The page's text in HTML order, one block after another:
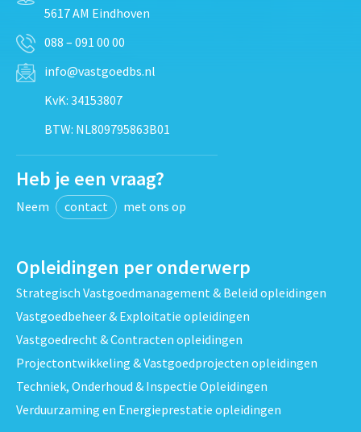
5617 AM Eindhoven
088 – 091 00 00
info@vastgoedbs.nl
KvK: 34153807
BTW: NL809795863B01
Heb je een vraag?
Neem contact met ons op
Opleidingen per onderwerp
Strategisch Vastgoedmanagement & Beleid opleidingen
Vastgoedbeheer & Exploitatie opleidingen
Vastgoedrecht & Contracten opleidingen
Projectontwikkeling & Vastgoedprojecten opleidingen
Techniek, Onderhoud & Inspectie Opleidingen
Verduurzaming en Energieprestatie opleidingen